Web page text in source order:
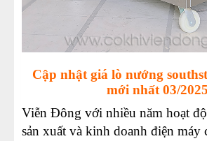
Cập nhật giá lò nướng
mới nhất 03/2025
Viễn Đông với nhiều năm hoạt
sản xuất và kinh doanh điện máy